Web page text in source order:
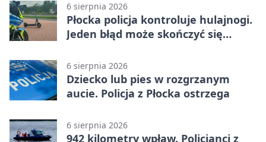
6 sierpnia 2026
Płocka policja kontroluje hulajnogi.
Jeden błąd może skończyć się
6 sierpnia 2026
Dziecko lub pies w rozgrzanym
aucie. Policja z Płocka ostrzega
6 sierpnia 2026
942 kilometry wpław. Policjanci z